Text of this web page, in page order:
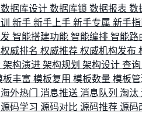
数据库设计 数据库锁 数据报表 数
新手 新手上手 新手专属 新手
智能搭建功能 智能编排 智能路
权威排名 权威推荐 权威机构发布
架构演进 架构规划 架构设计 查询
板丰富 模板复用 模板数量 模板
海外热门 消息推送 消息队列 淘汰
源码学习 源码对比 源码推荐 源码